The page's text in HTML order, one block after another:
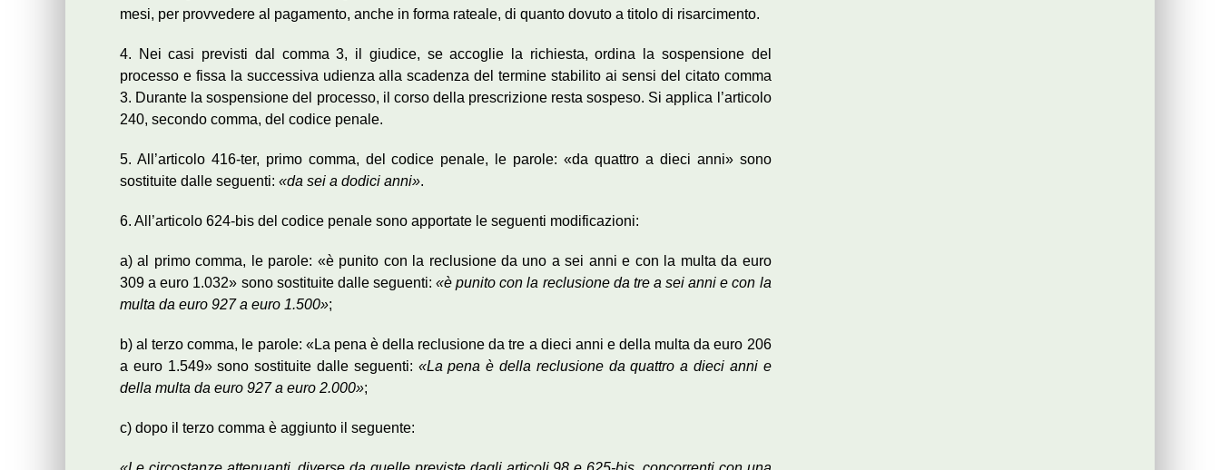
mesi, per provvedere al pagamento, anche in forma rateale, di quanto dovuto a titolo di risarcimento.
4. Nei casi previsti dal comma 3, il giudice, se accoglie la richiesta, ordina la sospensione del
processo e fissa la successiva udienza alla scadenza del termine stabilito ai sensi del citato comma
3. Durante la sospensione del processo, il corso della prescrizione resta sospeso. Si applica l’articolo
240, secondo comma, del codice penale.
5. All’articolo 416-ter, primo comma, del codice penale, le parole: «da quattro a dieci anni» sono
sostituite dalle seguenti: «da sei a dodici anni».
6. All’articolo 624-bis del codice penale sono apportate le seguenti modificazioni:
a) al primo comma, le parole: «è punito con la reclusione da uno a sei anni e con la multa da euro
309 a euro 1.032» sono sostituite dalle seguenti:«è punito con la reclusione da tre a sei anni e con la
multa da euro 927 a euro 1.500»;
b) al terzo comma, le parole: «La pena è della reclusione da tre a dieci anni e della multa da euro 206
a euro 1.549» sono sostituite dalle seguenti: «La pena è della reclusione da quattro a dieci anni e
della multa da euro 927 a euro 2.000»;
c) dopo il terzo comma è aggiunto il seguente: